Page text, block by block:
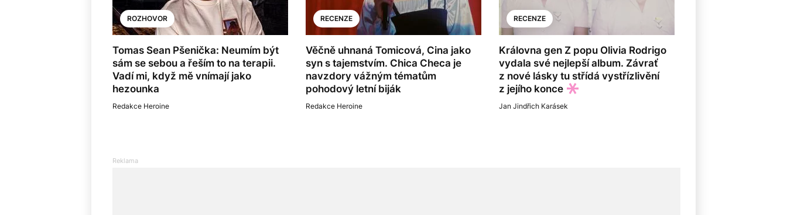
ROZHOVOR
Tomas Sean Pšenička: Neumím být
sám se sebou a řeším to na terapii.
Vadí mi, když mě vnímají jako
hezounka
Redakce Heroine
RECENZE
Věčně uhnaná Tomicová, Cina jako
syn s tajemstvím. Chica Checa je
navzdory vážným tématům
pohodový letní biják
Redakce Heroine
RECENZE
Královna gen Z popu Olivia Rodrigo
vydala své nejlepší album. Závrať
z nové lásky tu střídá vystřízlivění
z jejího konce
Jan Jindřich Karásek